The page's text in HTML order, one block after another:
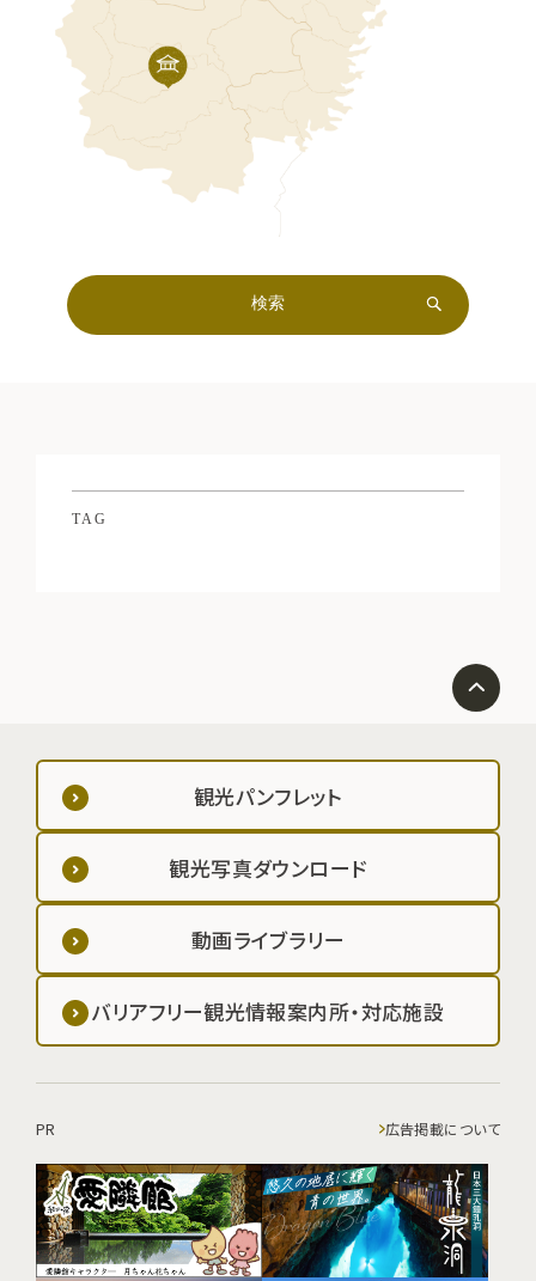
TAG
観光パンフレット
観光写真ダウンロード
動画ライブラリー
バリアフリー観光情報案内所・対応施設
PR 広告掲載について